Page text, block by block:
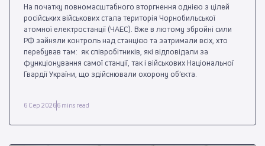
На початку повномасштабного вторгнення однією з цілей
російських військових стала територія Чорнобильської
атомної електростанції (ЧАЕС). Вже в лютому збройні сили
РФ зайняли контроль над станцією та затримали всіх, хто
перебував там: як співробітників, які відповідали за
функціонування самої станції, так і військових Національної
Гвардії України, що здійснювали охорону об’єкта.
6 Сер 20266 mins read